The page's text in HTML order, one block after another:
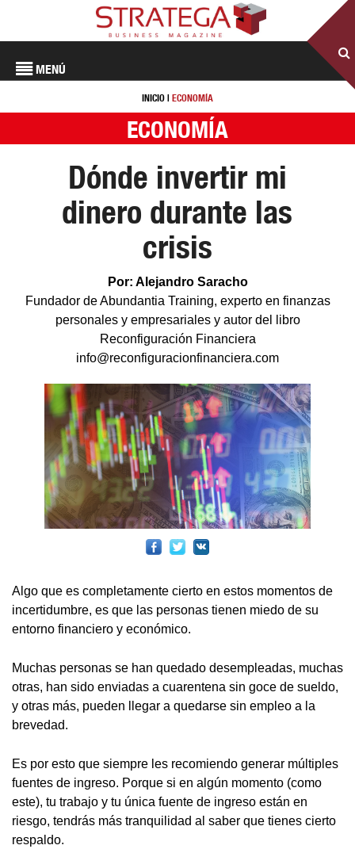
MENÚ
INICIO | ECONOMÍA
ECONOMÍA
Dónde invertir mi
dinero durante las
crisis
Por: Alejandro Saracho
Fundador de Abundantia Training, experto en finanzas
personales y empresariales y autor del libro
Reconfiguración Financiera
info@reconfiguracionfinanciera.com
Algo que es completamente cierto en estos momentos de
incertidumbre, es que las personas tienen miedo de su
entorno financiero y económico.
Muchas personas se han quedado desempleadas, muchas
otras, han sido enviadas a cuarentena sin goce de sueldo,
y otras más, pueden llegar a quedarse sin empleo a la
brevedad.
Es por esto que siempre les recomiendo generar múltiples
fuentes de ingreso. Porque si en algún momento (como
este), tu trabajo y tu única fuente de ingreso están en
riesgo, tendrás más tranquilidad al saber que tienes cierto
respaldo.